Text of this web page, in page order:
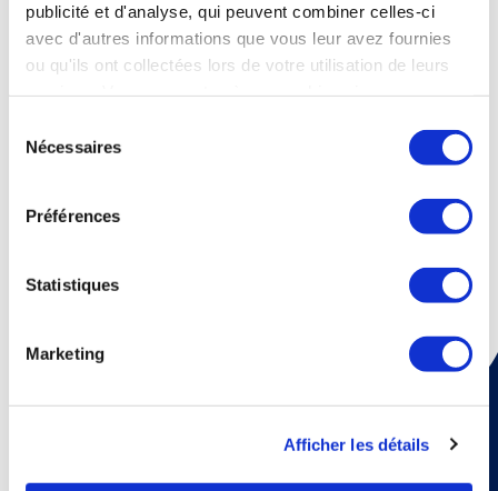
publicité et d'analyse, qui peuvent combiner celles-ci
avec d'autres informations que vous leur avez fournies
ou qu'ils ont collectées lors de votre utilisation de leurs
Nécessaires
Préférences
Statistiques
Marketing
Afficher les détails